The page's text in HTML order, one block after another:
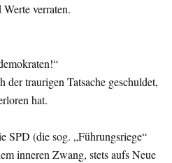
verraten.
traurigen Tatsache geschuldet,
hat.
SPD (die sog. „Führungsriege“
inneren Zwang, stets aufs Neue